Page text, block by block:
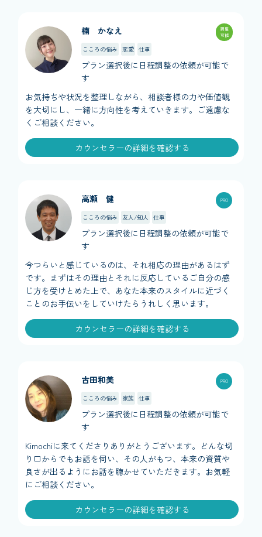
楠 かなえ
こころの悩み 恋愛 仕事
プラン選択後に日程調整の依頼が可能で
す
お気持ちや状況を整理しながら、相談者様の力や価値観
を大切にし、一緒に方向性を考えていきます。ご遠慮な
くご相談ください。
カウンセラーの詳細を確認する
調整
可能
高瀬 健
こころの悩み 友人/知人 仕事
プラン選択後に日程調整の依頼が可能で
す
今つらいと感じているのは、それ相応の理由があるはず
です。まずはその理由とそれに反応しているご自分の感
じ方を受けとめた上で、あなた本来のスタイルに近づく
ことのお手伝いをしていけたらうれしく思います。
カウンセラーの詳細を確認する
古田和美
こころの悩み 家族 仕事
プラン選択後に日程調整の依頼が可能で
す
Kimochiに来てくださりありがとうございます。どんな切
り口からでもお話を伺い、その人がもつ、本来の資質や
良さが出るようにお話を聴かせていただきます。お気軽
にご相談ください。
カウンセラーの詳細を確認する